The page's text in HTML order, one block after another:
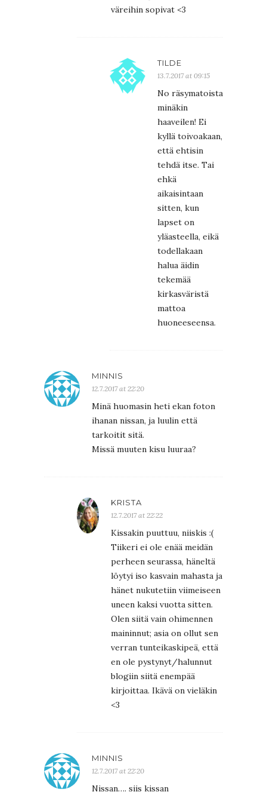
väreihin sopivat <3
TILDE
13.7.2017 at 09:15
No räsymatoista
minäkin
haaveilen! Ei
kyllä toivoakaan,
että ehtisin
tehdä itse. Tai
ehkä
aikaisintaan
sitten, kun
lapset on
yläasteella, eikä
todellakaan
halua äidin
tekemää
kirkasväristä
mattoa
huoneeseensa.
MINNIS
12.7.2017 at 22:20
Minä huomasin heti ekan foton
ihanan nissan, ja luulin että
tarkoitit sitä.
Missä muuten kisu luuraa?
KRISTA
12.7.2017 at 22:22
Kissakin puuttuu, niiskis :(
Tiikeri ei ole enää meidän
perheen seurassa, häneltä
löytyi iso kasvain mahasta ja
hänet nukutetiin viimeiseen
uneen kaksi vuotta sitten.
Olen siitä vain ohimennen
maininnut; asia on ollut sen
verran tunteikaskipeä, että
en ole pystynyt/halunnut
blogiin siitä enempää
kirjoittaa. Ikävä on vieläkin
<3
MINNIS
12.7.2017 at 22:20
Nissan…. siis kissan